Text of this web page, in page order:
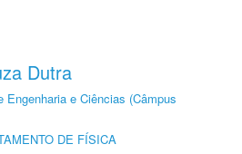
Dutra
Engenharia e Ciências (Câmpus
DE FÍSICA